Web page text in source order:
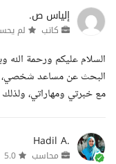
إلياس ص.
كاتب لم
السلام عليكم ورحمة
البحث عن مساعد شخصي،
مع خبرتي ومهاراتي،
Hadil A.
محاسب